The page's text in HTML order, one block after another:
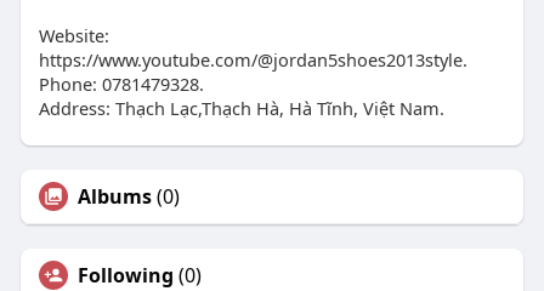
Website:
https://www.youtube.com/@jordan5shoes2013style.
Phone: 0781479328.
Address: Thạch Lạc,Thạch Hà, Hà Tĩnh, Việt Nam.
Albums(0)
Following (0)